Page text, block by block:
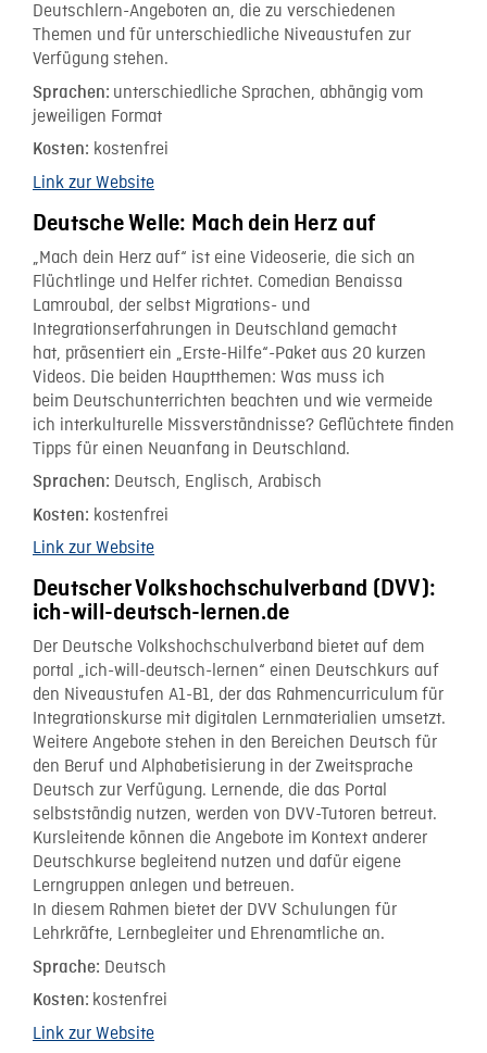
Deutschlern-Angeboten an, die zu verschiedenen
Themen und für unterschiedliche Niveaustufen zur
Verfügung stehen.
Sprachen: unterschiedliche Sprachen, abhängig vom
jeweiligen Format
Kosten: kostenfrei
Link zur Website
Deutsche Welle: Mach dein Herz auf
„Mach dein Herz auf“ ist eine Videoserie, die sich an
Flüchtlinge und Helfer richtet. Comedian Benaissa
Lamroubal, der selbst Migrations- und
Integrationserfahrungen in Deutschland gemacht
hat, präsentiert ein „Erste-Hilfe“-Paket aus 20 kurzen
Videos. Die beiden Hauptthemen: Was muss ich
beim Deutschunterrichten beachten und wie vermeide
ich interkulturelle Missverständnisse? Geflüchtete finden
Tipps für einen Neuanfang in Deutschland.
Sprachen: Deutsch, Englisch, Arabisch
Kosten: kostenfrei
Link zur Website
Deutscher Volkshochschulverband (DVV):
ich-will-deutsch-lernen.de
Der Deutsche Volkshochschulverband bietet auf dem
portal „ich-will-deutsch-lernen“ einen Deutschkurs auf
den Niveaustufen A1-B1, der das Rahmencurriculum für
Integrationskurse mit digitalen Lernmaterialien umsetzt.
Weitere Angebote stehen in den Bereichen Deutsch für
den Beruf und Alphabetisierung in der Zweitsprache
Deutsch zur Verfügung. Lernende, die das Portal
selbstständig nutzen, werden von DVV-Tutoren betreut.
Kursleitende können die Angebote im Kontext anderer
Deutschkurse begleitend nutzen und dafür eigene
Lerngruppen anlegen und betreuen.
In diesem Rahmen bietet der DVV Schulungen für
Lehrkräfte, Lernbegleiter und Ehrenamtliche an.
Sprache: Deutsch
Kosten: kostenfrei
Link zur Website